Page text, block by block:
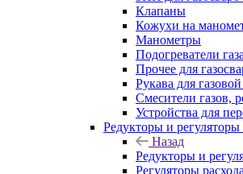
Клапаны
Кожухи на
Манометры
Подогреватели газа
Прочее для
Рукава для
Смесители газов,
Устройства для
Редукторы и регуляторы
Назад
Редукторы и
Регуляторы